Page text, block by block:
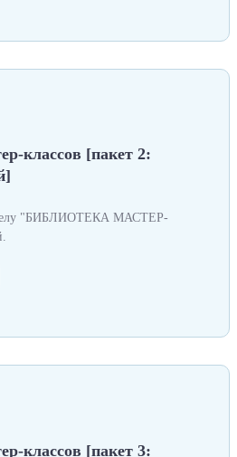
классов [пакет 2:
"БИБЛИОТЕКА МАСТЕР-
классов [пакет 3: